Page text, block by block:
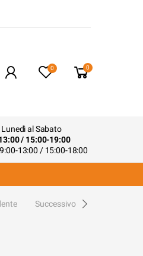
0 0
Lunedì al Sabato
/ 15:00-19:00
13:00 / 15:00-18:00
Successivo